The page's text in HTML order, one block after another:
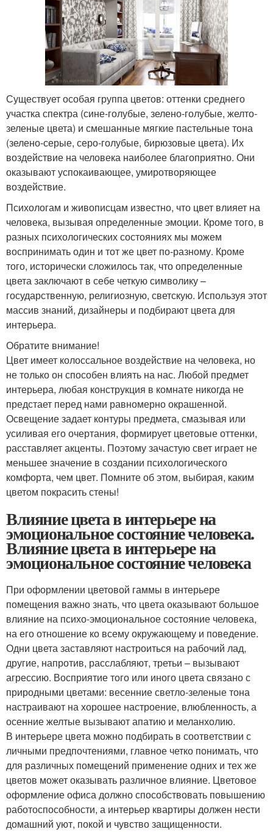
Существует особая группа цветов: оттенки среднего
участка спектра (сине-голубые, зелено-голубые, желто-
зеленые цвета) и смешанные мягкие пастельные тона
(зелено-серые, серо-голубые, бирюзовые цвета). Их
воздействие на человека наиболее благоприятно. Они
оказывают успокаивающее, умиротворяющее
воздействие.
Психологам и живописцам известно, что цвет влияет на
человека, вызывая определенные эмоции. Кроме того, в
разных психологических состояниях мы можем
воспринимать один и тот же цвет по-разному. Кроме
того, исторически сложилось так, что определенные
цвета заключают в себе четкую символику –
государственную, религиозную, светскую. Используя этот
массив знаний, дизайнеры и подбирают цвета для
интерьера.
Обратите внимание!
Цвет имеет колоссальное воздействие на человека, но
не только он способен влиять на нас. Любой предмет
интерьера, любая конструкция в комнате никогда не
предстает перед нами равномерно окрашенной.
Освещение задает контуры предмета, смазывая или
усиливая его очертания, формирует цветовые оттенки,
расставляет акценты. Поэтому зачастую свет играет не
меньшее значение в создании психологического
комфорта, чем цвет. Помните об этом, выбирая, каким
цветом покрасить стены!
Влияние цвета в интерьере на
эмоциональное состояние человека.
Влияние цвета в интерьере на
эмоциональное состояние человека
При оформлении цветовой гаммы в интерьере
помещения важно знать, что цвета оказывают большое
влияние на психо-эмоциональное состояние человека,
на его отношение ко всему окружающему и поведение.
Одни цвета заставляют настроиться на рабочий лад,
другие, напротив, расслабляют, третьи – вызывают
агрессию. Восприятие того или иного цвета связано с
природными цветами: весенние светло-зеленые тона
настраивают на хорошее настроение, влюбленность, а
осенние желтые вызывают апатию и меланхолию.
В интерьере цвета можно подбирать в соответствии с
личными предпочтениями, главное четко понимать, что
для различных помещений применение одних и тех же
цветов может оказывать различное влияние. Цветовое
оформление офиса должно способствовать повышению
работоспособности, а интерьер квартиры должен нести
домашний уют, покой и чувство защищенности.